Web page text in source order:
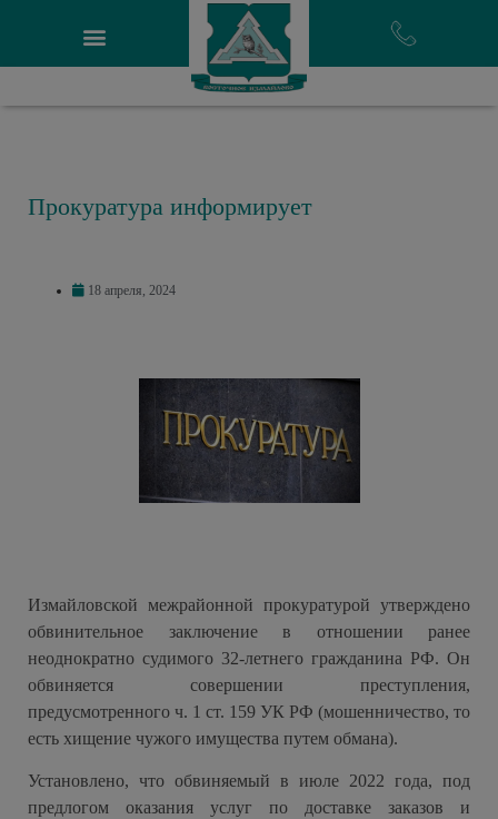
Прокуратура информирует
18 апреля, 2024
Измайловской межрайонной прокуратурой утверждено
обвинительное заключение в отношении ранее
неоднократно судимого 32-летнего гражданина РФ. Он
обвиняется совершении преступления,
предусмотренного ч. 1 ст. 159 УК РФ (мошенничество, то
есть хищение чужого имущества путем обмана).
Установлено, что обвиняемый в июле 2022 года, под
предлогом оказания услуг по доставке заказов и